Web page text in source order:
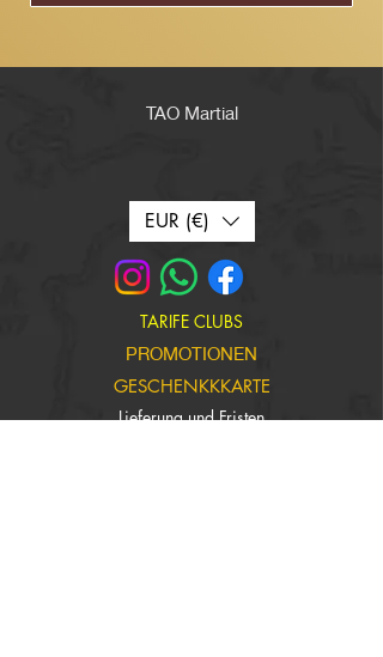
TAO Martial
EUR (€)
TARIFE CLUBS
PROMOTIONEN
GESCHENKKKARTE
Lieferung und Fristen